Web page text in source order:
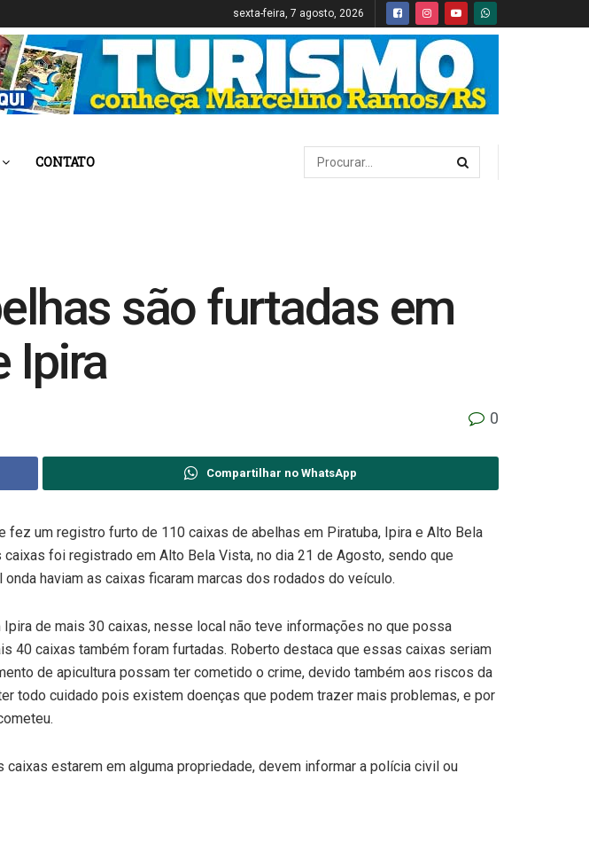
sexta-feira, 7 agosto, 2026
CONTATO
são furtadas em
Ipira
0
Compartilhar no WhatsApp
um registro furto de 110 caixas de abelhas em Piratuba, Ipira e Alto Bela
foi registrado em Alto Bela Vista, no dia 21 de Agosto, sendo que
haviam as caixas ficaram marcas dos rodados do veículo.
de mais 30 caixas, nesse local não teve informações no que possa
40 caixas também foram furtadas. Roberto destaca que essas caixas seriam
de apicultura possam ter cometido o crime, devido também aos riscos da
todo cuidado pois existem doenças que podem trazer mais problemas, e por
estarem em alguma propriedade, devem informar a polícia civil ou